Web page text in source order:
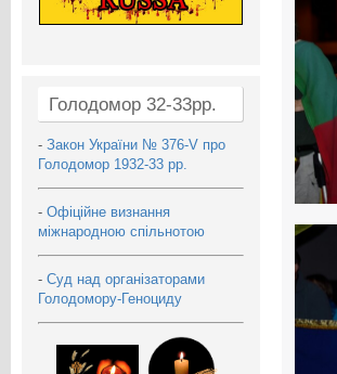
Голодомор 32-33рр.
- Закон України № 376-V про
Голодомор 1932-33 рр.
- Офіційне визнання
міжнародною спільнотою
- Суд над організаторами
Голодомору-Геноциду